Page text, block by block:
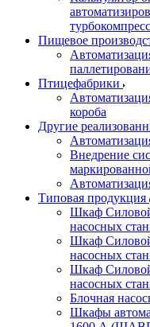
Пищевое
Птицефабрики
короба
Другие
Внедрение
Типовая продукция
Шкаф
насосных
Шкаф
насосных
Шкаф
насосных
Блочная
Шкафы